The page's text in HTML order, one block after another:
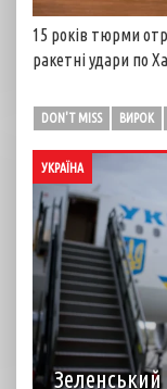
15 років тюрми
ракетні удари по
DON'T MISS ВИРОК
УКРАЇНА
Зеленський